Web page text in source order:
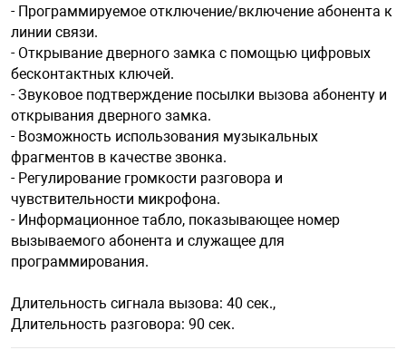
- Программируемое отключение/включение абонента к
линии связи.
- Открывание дверного замка с помощью цифровых
бесконтактных ключей.
- Звуковое подтверждение посылки вызова абоненту и
открывания дверного замка.
- Возможность использования музыкальных
фрагментов в качестве звонка.
- Регулирование громкости разговора и
чувствительности микрофона.
- Информационное табло, показывающее номер
вызываемого абонента и служащее для
программирования.
Длительность сигнала вызова: 40 сек.,
Длительность разговора: 90 сек.